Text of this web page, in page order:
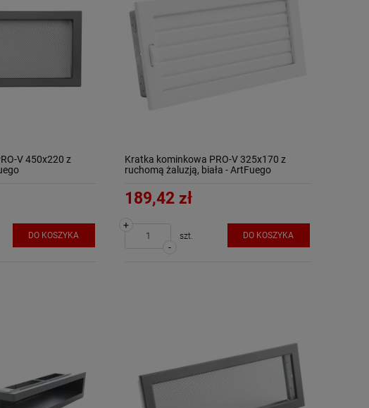
V 450x220 z
DO KOSZYKA
Kratka kominkowa PRO-V 325x170 z
ruchomą żaluzją, biała - ArtFuego
189,42 zł
-
+
szt. DO KOSZYKA